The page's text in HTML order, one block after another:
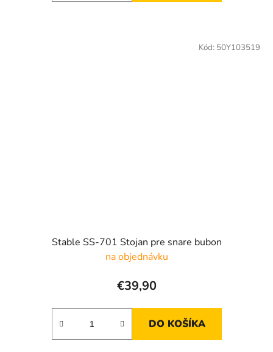
Stable SS-701 Stojan pre snare bubon
na objednávku
€39,90
DO KOŠÍKA
Kód: 50Y103519